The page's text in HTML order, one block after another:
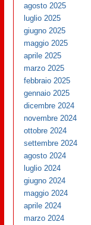
agosto 2025
luglio 2025
giugno 2025
maggio 2025
aprile 2025
marzo 2025
febbraio 2025
gennaio 2025
dicembre 2024
novembre 2024
ottobre 2024
settembre 2024
agosto 2024
luglio 2024
giugno 2024
maggio 2024
aprile 2024
marzo 2024